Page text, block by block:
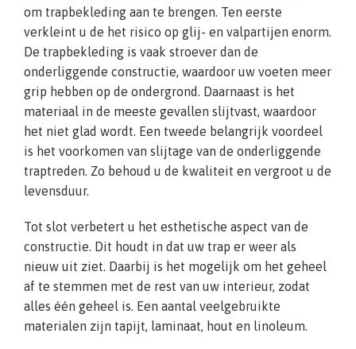
om trapbekleding aan te brengen. Ten eerste
verkleint u de het risico op glij- en valpartijen enorm.
De trapbekleding is vaak stroever dan de
onderliggende constructie, waardoor uw voeten meer
grip hebben op de ondergrond. Daarnaast is het
materiaal in de meeste gevallen slijtvast, waardoor
het niet glad wordt. Een tweede belangrijk voordeel
is het voorkomen van slijtage van de onderliggende
traptreden. Zo behoud u de kwaliteit en vergroot u de
levensduur.
Tot slot verbetert u het esthetische aspect van de
constructie. Dit houdt in dat uw trap er weer als
nieuw uit ziet. Daarbij is het mogelijk om het geheel
af te stemmen met de rest van uw interieur, zodat
alles één geheel is. Een aantal veelgebruikte
materialen zijn tapijt, laminaat, hout en linoleum.